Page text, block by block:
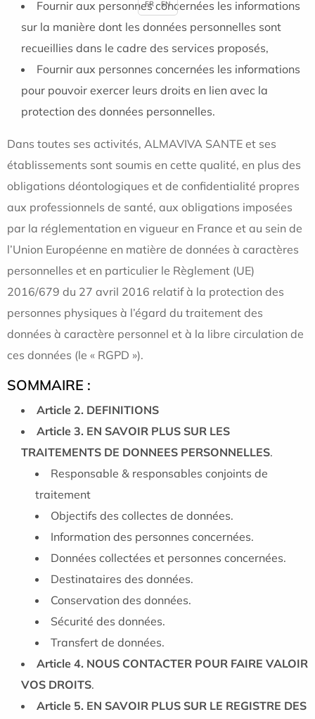
Fournir aux personnes concernées les informations
sur la manière dont les données personnelles sont
recueillies dans le cadre des services proposés,
Fournir aux personnes concernées les informations
pour pouvoir exercer leurs droits en lien avec la
protection des données personnelles.
Dans toutes ses activités, ALMAVIVA SANTE et ses
établissements sont soumis en cette qualité, en plus des
obligations déontologiques et de confidentialité propres
aux professionnels de santé, aux obligations imposées
par la réglementation en vigueur en France et au sein de
l’Union Européenne en matière de données à caractères
personnelles et en particulier le Règlement (UE)
2016/679 du 27 avril 2016 relatif à la protection des
personnes physiques à l’égard du traitement des
données à caractère personnel et à la libre circulation de
ces données (le « RGPD »).
SOMMAIRE :
Article 2. DEFINITIONS
Article 3. EN SAVOIR PLUS SUR LES
TRAITEMENTS DE DONNEES PERSONNELLES.
Responsable & responsables conjoints de
traitement
Objectifs des collectes de données.
Information des personnes concernées.
Données collectées et personnes concernées.
Destinataires des données.
Conservation des données.
Sécurité des données.
Transfert de données.
Article 4. NOUS CONTACTER POUR FAIRE VALOIR
VOS DROITS.
Article 5. EN SAVOIR PLUS SUR LE REGISTRE DES
FR EN